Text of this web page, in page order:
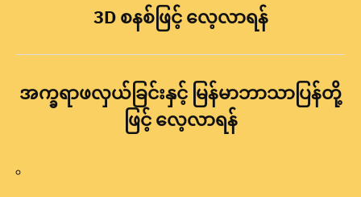
3D စနစ်ဖြင့် လေ့လာရန်
အက္ခရာဖလှယ်ခြင်းနှင့် မြန်မာဘာသာပြန်တို့
ဖြင့် လေ့လာရန်